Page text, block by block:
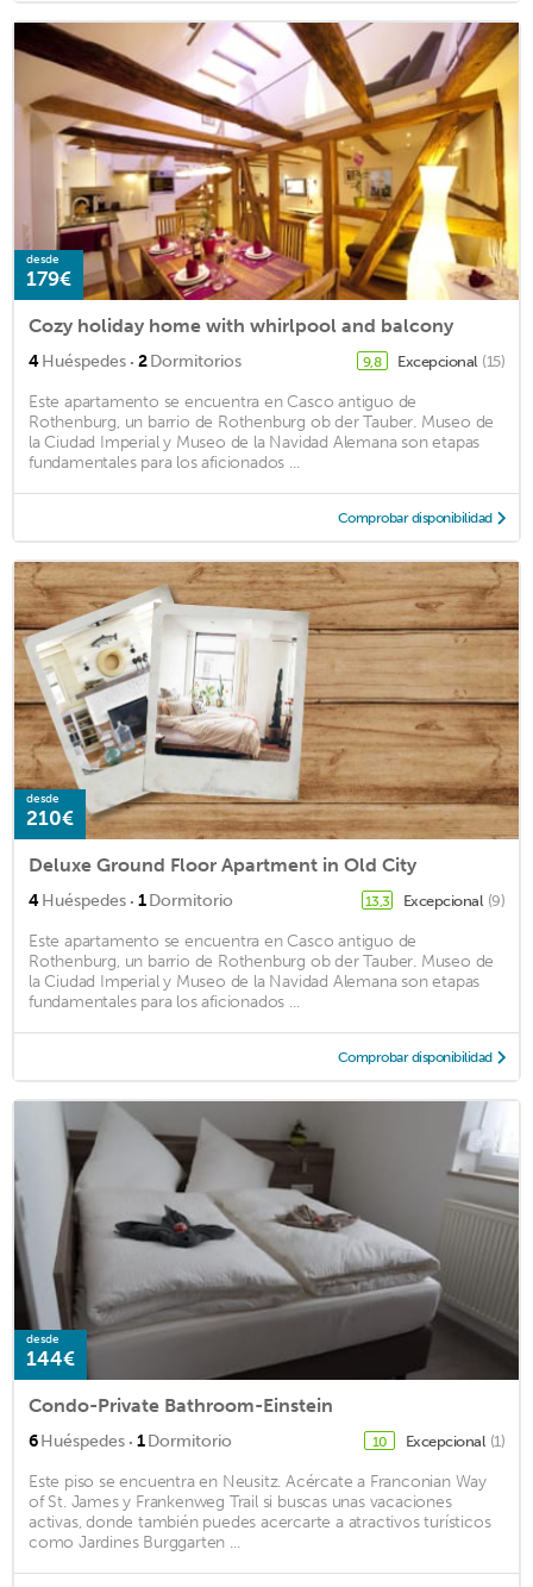
desde
179€
Cozy holiday home with whirlpool and balcony
4Huéspedes · 2Dormitorios 9,8 Excepcional (15)
Este apartamento se encuentra en Casco antiguo de
Rothenburg, un barrio de Rothenburg ob der Tauber. Museo de
la Ciudad Imperial y Museo de la Navidad Alemana son etapas
fundamentales para los aficionados ...
Comprobar disponibilidad
desde
210€
Deluxe Ground Floor Apartment in Old City
4Huéspedes · 1Dormitorio 13,3 Excepcional (9)
Este apartamento se encuentra en Casco antiguo de
Rothenburg, un barrio de Rothenburg ob der Tauber. Museo de
la Ciudad Imperial y Museo de la Navidad Alemana son etapas
fundamentales para los aficionados ...
Comprobar disponibilidad
desde
144€
Condo-Private Bathroom-Einstein
6Huéspedes · 1Dormitorio 10 Excepcional (1)
Este piso se encuentra en Neusitz. Acércate a Franconian Way
of St. James y Frankenweg Trail si buscas unas vacaciones
activas, donde también puedes acercarte a atractivos turísticos
como Jardines Burggarten ...